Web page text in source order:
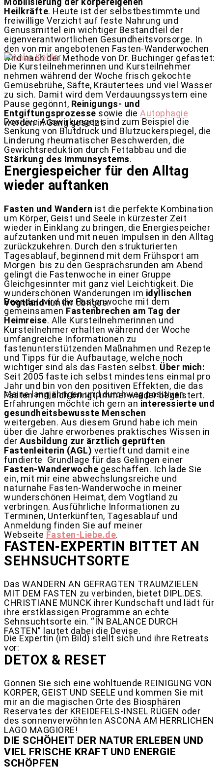
Heilkräfte. Heute ist der selbstbestimmte und
freiwillige Verzicht auf feste Nahrung und
Genussmittel ein wichtiger Bestandteil der
eigenverantwortlichen Gesundheitsvorsorge. In
den von mir angebotenen Fasten-Wanderwochen
wird nach der Methode von Dr. Buchinger gefastet:
Die Kursteilnehmerinnen und Kursteilnehmer
nehmen während der Woche frisch gekochte
Gemüsebrühe, Säfte, Kräutertees und viel Wasser
zu sich. Damit wird dem Verdauungssystem eine
Pause gegönnt, Reinigungs- und
Entgiftungsprozesse sowie die Autophagie
werden in Gang gesetzt.
Positive Auswirkungen sind zum Beispiel die
Senkung von Blutdruck und Blutzuckerspiegel, die
Linderung rheumatischer Beschwerden, die
Gewichtsreduktion durch Fettabbau und die
Stärkung des Immunsystems.
Energiespeicher für den Alltag
wieder auftanken
Fasten und Wandern ist die perfekte Kombination
um Körper, Geist und Seele in kürzester Zeit
wieder in Einklang zu bringen, die Energiespeicher
aufzutanken und mit neuen Impulsen in den Alltag
zurückzukehren. Durch den strukturierten
Tagesablauf, beginnend mit dem Frühsport am
Morgen bis zu den Gesprächsrunden am Abend
gelingt die Fastenwoche in einer Gruppe
Gleichgesinnter mit ganz viel Leichtigkeit. Die
wunderschönen Wanderungen im idyllischen
Vogtlandtun ihr Übriges.
Beendet wird die Fastenwoche mit dem
gemeinsamen Fastenbrechen am Tag der
Heimreise. Alle Kursteilnehmerinnen und
Kursteilnehmer erhalten während der Woche
umfangreiche Informationen zu
fastenunterstützenden Maßnahmen und Rezepte
und Tipps für die Aufbautage, welche noch
wichtiger sind als das Fasten selbst. Über mich:
Seit 2005 faste ich selbst mindestens einmal pro
Jahr und bin von den positiven Effekten, die das
Fasten mit sich bringt, immer wieder begeistert.
Meine langjährigen und durchweg positiven
Erfahrungen möchte ich gern an interessierte und
gesundheitsbewusste Menschen
weitergeben. Aus diesem Grund habe ich mein
über die Jahre erworbenes praktisches Wissen in
der Ausbildung zur ärztlich geprüften
Fastenleiterin (AGL) vertieft und damit eine
fundierte Grundlage für das Gelingen einer
Fasten-Wanderwoche geschaffen. Ich lade Sie
ein, mit mir eine abwechslungsreiche und
naturnahe Fasten-Wanderwoche in meiner
wunderschönen Heimat, dem Vogtland zu
verbringen. Ausführliche Informationen zu
Terminen, Unterkünften, Tagesablauf und
Anmeldung finden Sie auf meiner
Webseite Fasten-Liebe.de.
FASTEN-EXPERTIN BITTET AN
SEHNSUCHTSORTE
Das WANDERN AN GEFRAGTEN TRAUMZIELEN
MIT DEM FASTEN zu verbinden, bietet DIPL.DES.
CHRISTIANE MUNCK ihrer Kundschaft und lädt für
ihre erstklassigen Programme an echte
Sehnsuchtsorte ein. “IN BALANCE DURCH
FASTEN” lautet dabei die Devise.
Die Expertin (im Bild) stellt sich und ihre Retreats
vor:
DETOX & RESET
Gönnen Sie sich eine wohltuende REINIGUNG VON
KÖRPER, GEIST UND SEELE und kommen Sie mit
mir an die magischen Orte des Biosphären
Reservates der KREIDEFELS-INSEL RÜGEN oder
des sonnenverwöhnten ASCONA AM HERRLICHEN
LAGO MAGGIORE!
DIE SCHÖHEIT DER NATUR ERLEBEN UND
VIEL FRISCHE KRAFT UND ENERGIE
SCHÖPFEN